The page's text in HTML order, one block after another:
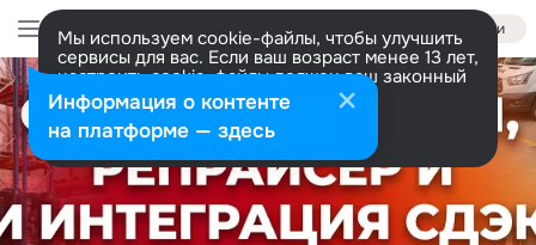
Войти
Мы используем cookie-файлы, чтобы улучшить
сервисы для вас. Если ваш возраст менее 13 лет,
настроить cookie-файлы должен ваш законный
представитель. Больше информации
Разрешить все Настроить
Информация о контенте
на платформе — здесь